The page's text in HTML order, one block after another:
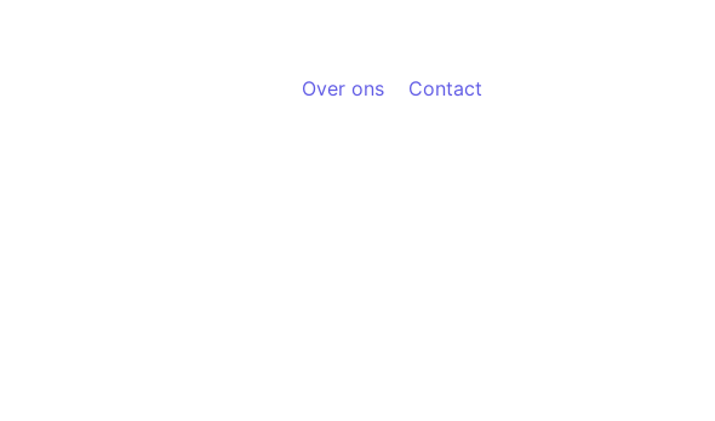
Over ons Contact